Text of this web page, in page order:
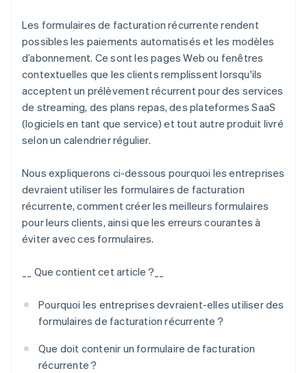
Les formulaires de facturation récurrente rendent
possibles les paiements automatisés et les modèles
d’abonnement. Ce sont les pages Web ou fenêtres
contextuelles que les clients remplissent lorsqu'ils
acceptent un prélèvement récurrent pour des services
de streaming, des plans repas, des plateformes SaaS
(logiciels en tant que service) et tout autre produit livré
selon un calendrier régulier.
Nous expliquerons ci-dessous pourquoi les entreprises
devraient utiliser les formulaires de facturation
récurrente, comment créer les meilleurs formulaires
pour leurs clients, ainsi que les erreurs courantes à
éviter avec ces formulaires.
__ Que contient cet article ?__
Pourquoi les entreprises devraient-elles utiliser des
formulaires de facturation récurrente ?
Que doit contenir un formulaire de facturation
récurrente ?